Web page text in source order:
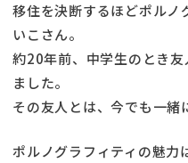
移住を決断するほどポルノ
いこさん。
約20年前、中学生のとき
ました。
その友人とは、今でも一緒
ポルノグラフィティの魅力